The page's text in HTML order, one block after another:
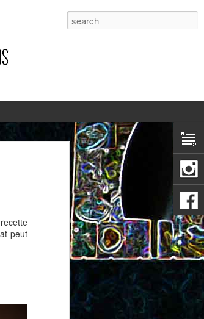
peut
Pizza à la pancetta et à la